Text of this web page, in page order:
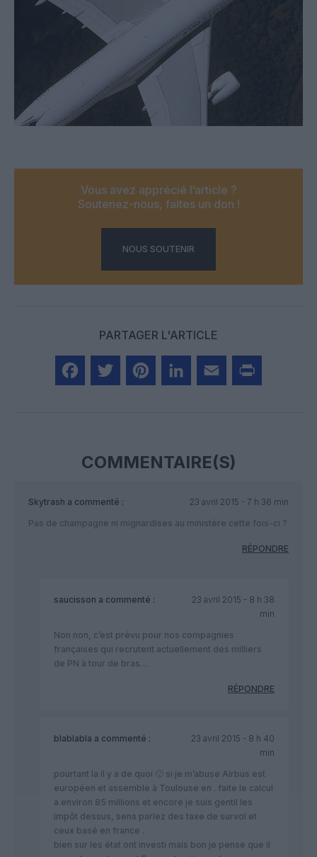
Vous avez apprécié l’article ?
Soutenez-nous, faites un don !
NOUS SOUTENIR
PARTAGER L'ARTICLE
COMMENTAIRE(S)
Skytrash a commenté :
23 avril 2015 - 7 h 36 min
Pas de champagne ni mignardises au ministère cette fois-ci ?
RÉPONDRE
saucisson a commenté :
23 avril 2015 - 8 h 38
min
Non non, c’est prévu pour nos compagnies
françaises qui recrutent actuellement des milliers
de PN à tour de bras…
RÉPONDRE
blablabla a commenté :
23 avril 2015 - 8 h 40
min
pourtant la il y a de quoi 🙂 si je m’abuse Airbus est
européen et assemble à Toulouse en . faite le calcul
a environ 85 millions et encore je suis gentil les
impôt dessus, sens parlez des taxe de survol et
ceux basé en france .
bien sur les état ont investi mais bon je pense que il